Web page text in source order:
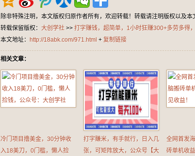
除非特殊注明，本文版权归原作者所有，欢迎转载！转载请注明版权以及本
转载保留版权： 大创学社 >> 打字赚钱，超简单，1小时狂赚300+多劳多得
本文地址：
http://18abk.com/971.html + 复制链接
相关文章：
冷门项目撸美金，30分钟收
入18美刀，0门槛，懒人捡
打字賺米，有手就行，日入几
张，可矩阵放大，公众号【大
全网首发
砖单机收